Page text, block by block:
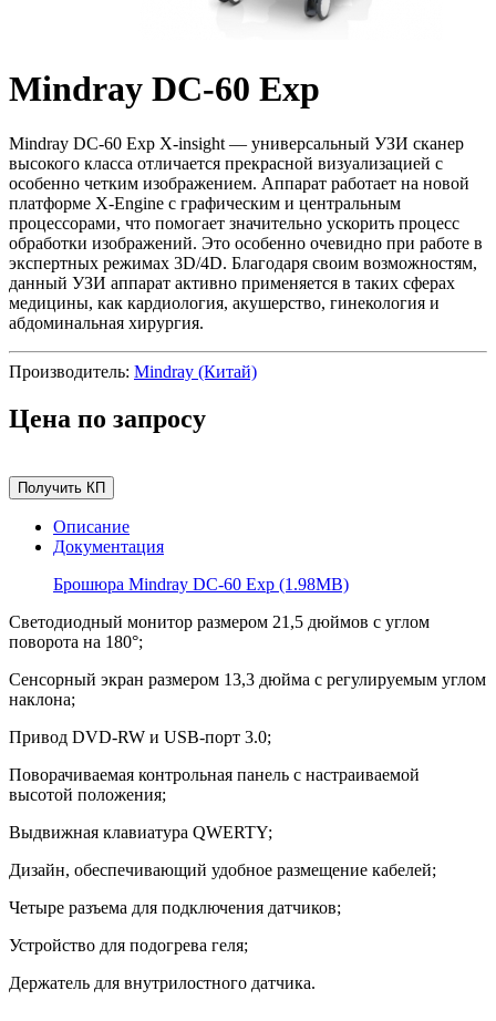
Mindray DC-60 Exp
Mindray DC-60 Exp X-insight — универсальный УЗИ сканер
высокого класса отличается прекрасной визуализацией с
особенно четким изображением. Аппарат работает на новой
платформе X-Engine с графическим и центральным
процессорами, что помогает значительно ускорить процесс
обработки изображений. Это особенно очевидно при работе в
экспертных режимах 3D/4D. Благодаря своим возможностям,
данный УЗИ аппарат активно применяется в таких сферах
медицины, как кардиология, акушерство, гинекология и
абдоминальная хирургия.
Производитель: Mindray (Китай)
Цена по запросу
Получить КП
Описание
Документация
Брошюра Mindray DC-60 Exp (1.98MB)
Светодиодный монитор размером 21,5 дюймов с углом
поворота на 180°;
Сенсорный экран размером 13,3 дюйма с регулируемым углом
наклона;
Привод DVD-RW и USB-порт 3.0;
Поворачиваемая контрольная панель с настраиваемой
высотой положения;
Выдвижная клавиатура QWERTY;
Дизайн, обеспечивающий удобное размещение кабелей;
Четыре разъема для подключения датчиков;
Устройство для подогрева геля;
Держатель для внутрилостного датчика.